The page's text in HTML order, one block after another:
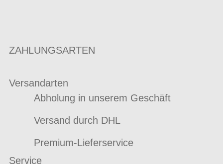
ZAHLUNGSARTEN
Versandarten
Abholung in unserem Geschäft
Versand durch DHL
Premium-Lieferservice
Service